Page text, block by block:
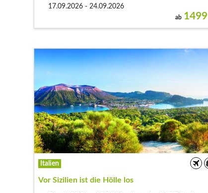
17.09.2026 - 24.09.2026
ab 1499
Italien
Vor Sizilien ist die Hölle los